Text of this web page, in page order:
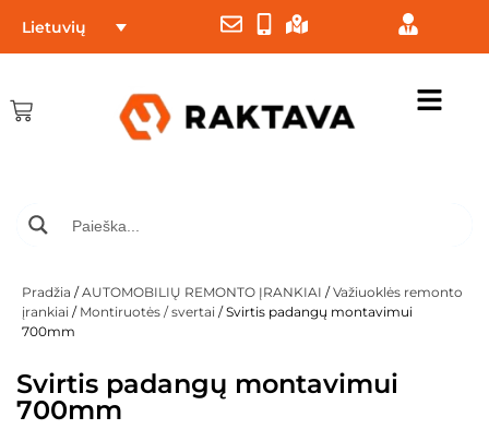
Lietuvių
Pradžia /AUTOMOBILIŲ REMONTO ĮRANKIAI /Važiuoklės remonto
įrankiai / Montiruotės / svertai / Svirtis padangų montavimui
700mm
Svirtis padangų montavimui
700mm